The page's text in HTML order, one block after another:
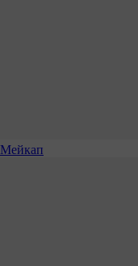
Мейкап